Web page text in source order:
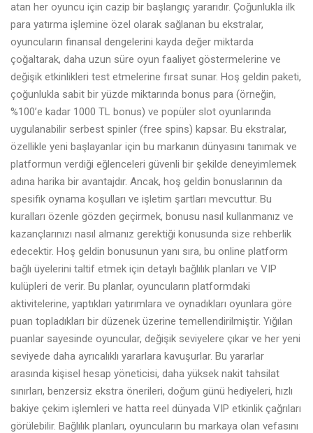
atan her oyuncu için cazip bir başlangıç yararıdır. Çoğunlukla ilk
para yatırma işlemine özel olarak sağlanan bu ekstralar,
oyuncuların finansal dengelerini kayda değer miktarda
çoğaltarak, daha uzun süre oyun faaliyet göstermelerine ve
değişik etkinlikleri test etmelerine fırsat sunar. Hoş geldin paketi,
çoğunlukla sabit bir yüzde miktarında bonus para (örneğin,
%100’e kadar 1000 TL bonus) ve popüler slot oyunlarında
uygulanabilir serbest spinler (free spins) kapsar. Bu ekstralar,
özellikle yeni başlayanlar için bu markanın dünyasını tanımak ve
platformun verdiği eğlenceleri güvenli bir şekilde deneyimlemek
adına harika bir avantajdır. Ancak, hoş geldin bonuslarının da
spesifik oynama koşulları ve işletim şartları mevcuttur. Bu
kuralları özenle gözden geçirmek, bonusu nasıl kullanmanız ve
kazançlarınızı nasıl almanız gerektiği konusunda size rehberlik
edecektir. Hoş geldin bonusunun yanı sıra, bu online platform
bağlı üyelerini taltif etmek için detaylı bağlılık planları ve VIP
kulüpleri de verir. Bu planlar, oyuncuların platformdaki
aktivitelerine, yaptıkları yatırımlara ve oynadıkları oyunlara göre
puan topladıkları bir düzenek üzerine temellendirilmiştir. Yığılan
puanlar sayesinde oyuncular, değişik seviyelere çıkar ve her yeni
seviyede daha ayrıcalıklı yararlara kavuşurlar. Bu yararlar
arasında kişisel hesap yöneticisi, daha yüksek nakit tahsilat
sınırları, benzersiz ekstra önerileri, doğum günü hediyeleri, hızlı
bakiye çekim işlemleri ve hatta reel dünyada VIP etkinlik çağrıları
görülebilir. Bağlılık planları, oyuncuların bu markaya olan vefasını